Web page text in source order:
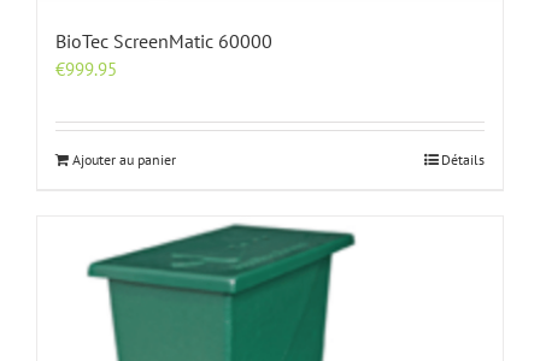
BioTec ScreenMatic 60000
€999.95
Ajouter au panier Détails